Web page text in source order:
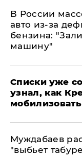
В России
авто из-за
бензина:
машину"
Списки уже
узнал, как
Муждабаев
"выбьет